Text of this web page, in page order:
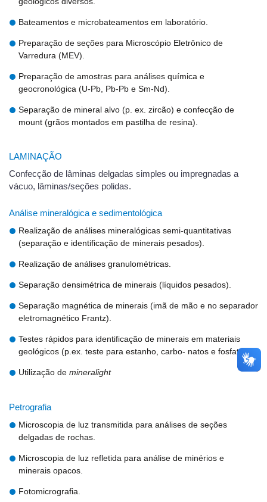
Bateamentos e microbateamentos em laboratório.
Preparação de seções para Microscópio Eletrônico de
Varredura (MEV).
Preparação de amostras para análises química e
geocronológica (U-Pb, Pb-Pb e Sm-Nd).
Separação de mineral alvo (p. ex. zircão) e confecção de
mount (grãos montados em pastilha de resina).
LAMINAÇÃO
Confecção de lâminas delgadas simples ou impregnadas a
vácuo, lâminas/seções polidas.
Análise mineralógica e sedimentológica
Realização de análises mineralógicas semi-quantitativas
(separação e identificação de minerais pesados).
Realização de análises granulométricas.
Separação densimétrica de minerais (líquidos pesados).
Separação magnética de minerais (imã de mão e no separador
eletromagnético Frantz).
Testes rápidos para identificação de minerais em materiais
geológicos (p.ex. teste para estanho, carbo- natos e fosfatos).
Utilização de mineralight
Petrografia
Microscopia de luz transmitida para análises de seções
delgadas de rochas.
Microscopia de luz refletida para análise de minérios e
minerais opacos.
Fotomicrografia.